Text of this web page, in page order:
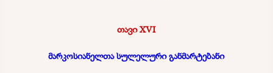
თავი XVI
მარკოსიანელთა სულელური განმარტებანი